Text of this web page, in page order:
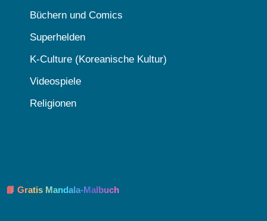
Büchern und Comics
Superhelden
K-Culture (Koreanische Kultur)
Videospiele
Religionen
📘 Gratis Mandala-Malbuch